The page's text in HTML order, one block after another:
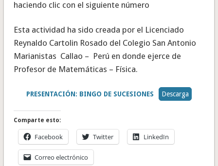
haciendo clic con el siguiente número
Esta actividad ha sido creada por el Licenciado
Reynaldo Cartolin Rosado del Colegio San Antonio
Marianistas Callao – Perú en donde ejerce de
Profesor de Matemáticas – Física.
PRESENTACIÓN: BINGO DE SUCESIONES Descarga
Comparte esto:
Facebook Twitter LinkedIn
Correo electrónico